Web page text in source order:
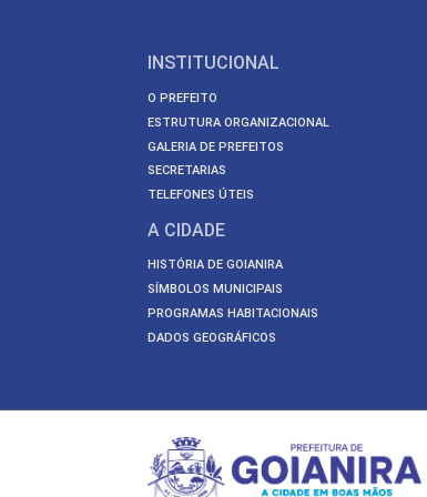
INSTITUCIONAL
O PREFEITO
ESTRUTURA ORGANIZACIONAL
GALERIA DE PREFEITOS
SECRETARIAS
TELEFONES ÚTEIS
A CIDADE
HISTÓRIA DE GOIANIRA
SÍMBOLOS MUNICIPAIS
PROGRAMAS HABITACIONAIS
DADOS GEOGRÁFICOS